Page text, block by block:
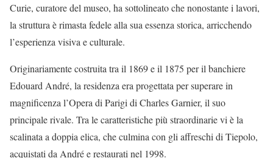
Curie, curatore del museo, ha sottolineato che nonostante i lavori,
la struttura è rimasta fedele alla sua essenza storica, arricchendo
l’esperienza visiva e culturale.
Originariamente costruita tra il 1869 e il 1875 per il banchiere
Edouard André, la residenza era progettata per superare in
magnificenza l’Opera di Parigi di Charles Garnier, il suo
principale rivale. Tra le caratteristiche più straordinarie vi è la
scalinata a doppia elica, che culmina con gli affreschi di Tiepolo,
acquistati da André e restaurati nel 1998.